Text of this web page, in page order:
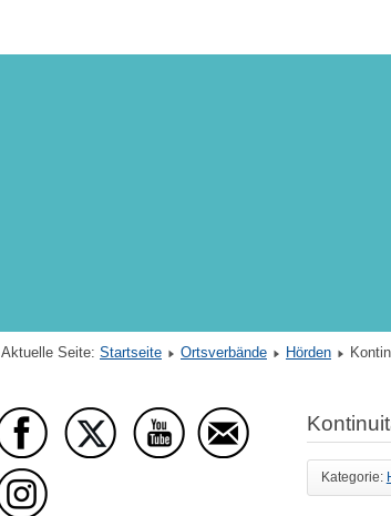
Aktuelle Seite: Startseite Ortsverbände Hörden
Kategorie: